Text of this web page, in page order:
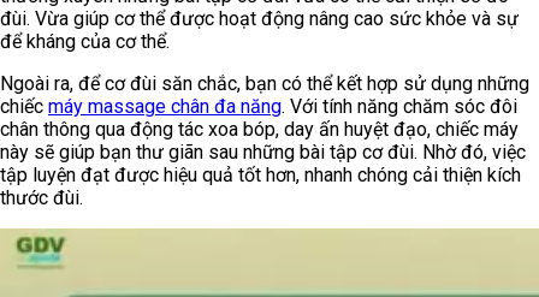
đùi. Vừa giúp cơ thể được hoạt động nâng cao sức khỏe và sự
để kháng của cơ thể.
Ngoài ra, để cơ đùi săn chắc, bạn có thể kết hợp sử dụng những
chiếc máy massage chân đa năng. Với tính năng chăm sóc đôi
chân thông qua động tác xoa bóp, day ấn huyệt đạo, chiếc máy
này sẽ giúp bạn thư giãn sau những bài tập cơ đùi. Nhờ đó, việc
tập luyện đạt được hiệu quả tốt hơn, nhanh chóng cải thiện kích
thước đùi.